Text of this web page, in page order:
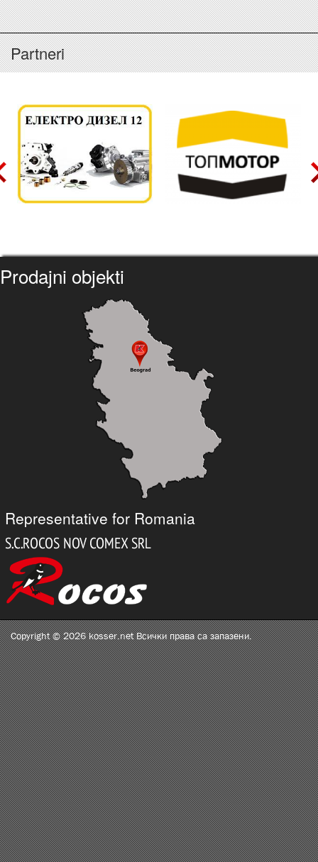
Partneri
Prodajni objekti
Representative for Romania
Copyright © 2026 kosser.net Всички права са запазени.